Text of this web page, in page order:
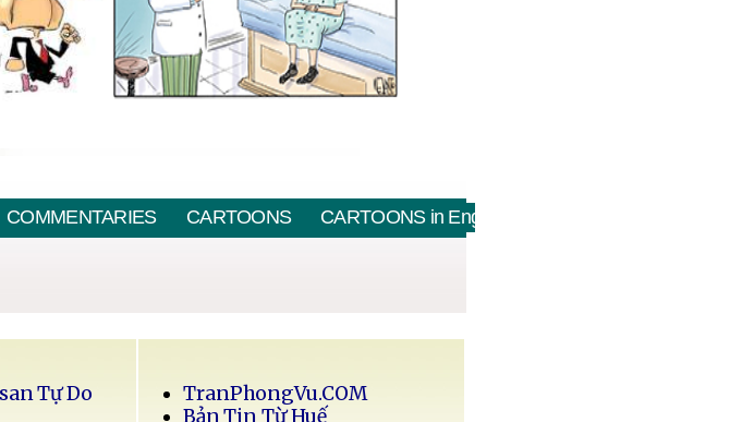
COMMENTARIES CARTOONS CARTOONS in English
Tự Do
TranPhongVu.COM
Bản Tin Từ Huế